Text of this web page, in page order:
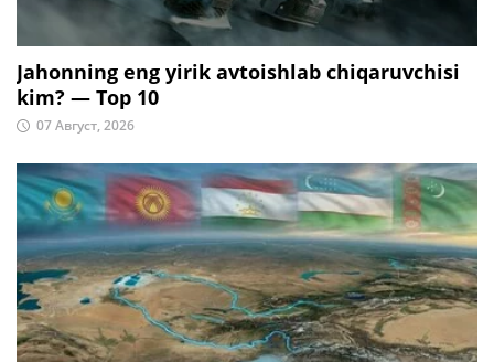
Jahonning eng yirik avtoishlab chiqaruvchisi
kim? — Top 10
07 Август, 2026